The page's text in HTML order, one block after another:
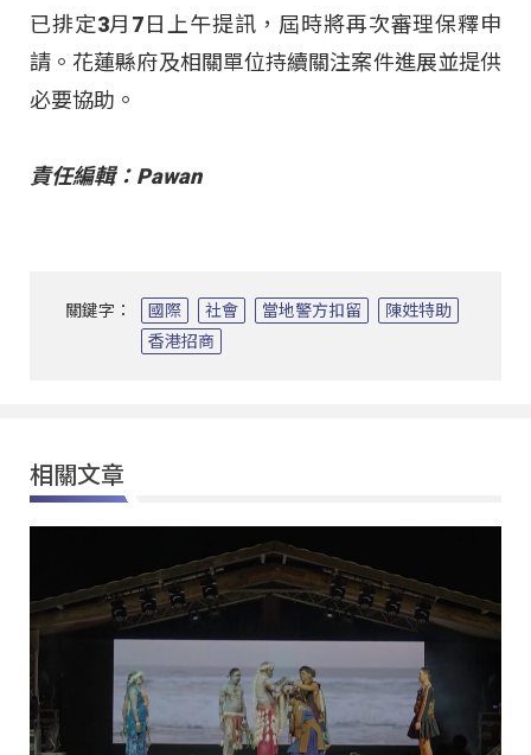
已排定3月7日上午提訊，屆時將再次審理保釋申
請。花蓮縣府及相關單位持續關注案件進展並提供
必要協助。
責任編輯：Pawan
關鍵字： 國際 社會 當地警方扣留
陳姓特助
香港招商
相關文章